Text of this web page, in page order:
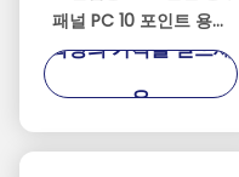
패널 PC 10 포인트 용량
터치
최상의 가격을 얻으세
요